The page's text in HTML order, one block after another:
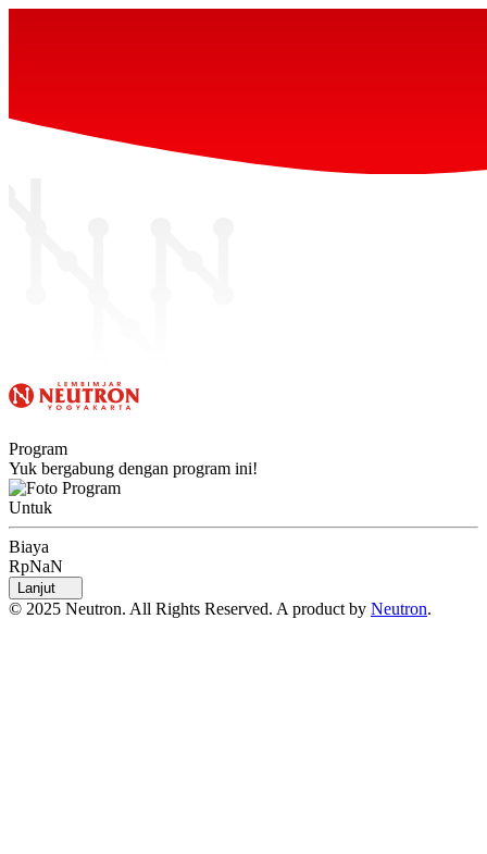
Program
Yuk bergabung dengan program ini!
Untuk
Biaya
RpNaN
Lanjut
© 2025 Neutron. All Rights Reserved. A product by Neutron.